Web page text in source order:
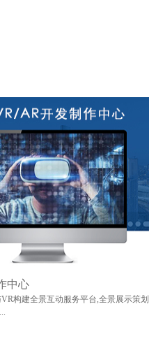
中心
构建全景互动服务平台,全景展示策划,